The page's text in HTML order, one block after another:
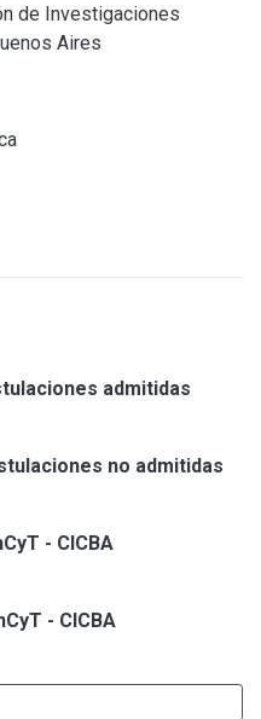
de Investigaciones
Aires
admitidas
no admitidas
- CICBA
- CICBA